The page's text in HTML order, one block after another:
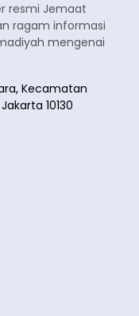
resmi Jemaat
ragam informasi
mengenai
Kecamatan
10130